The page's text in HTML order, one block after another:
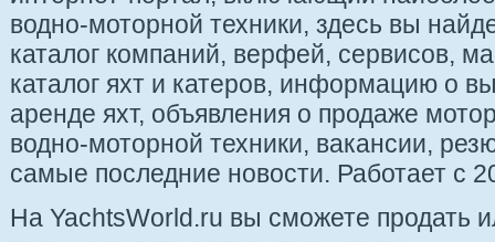
водно-моторной техники, здесь вы
каталог компаний, верфей, сервисов,
каталог яхт и катеров, информацию о
аренде яхт, объявления о продаже
водно-моторной техники, вакансии,
самые последние новости. Работает с
На YachtsWorld.ru вы сможете продать